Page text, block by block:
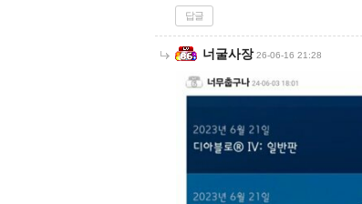
답글
너굴사장 26-06-16 21:28